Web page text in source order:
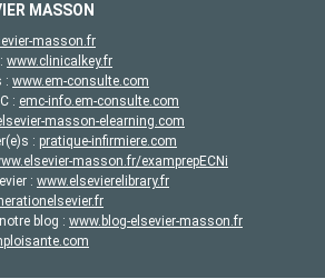
MASSON
masson.fr
www.clinicalkey.fr
: www.em-consulte.com
: emc-info.em-consulte.com
masson-elearning.com
: pratique-infirmiere.com
masson.fr/examprepECNi
: www.elsevierelibrary.fr
blog : www.blog-elsevier-masson.fr